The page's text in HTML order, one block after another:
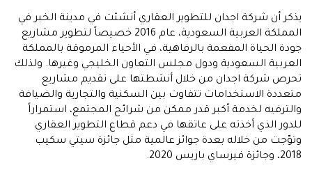
يذكر أن شركة اجدان للتطوير العقاري أنشئت في مدينة الخبر في
المملكة العربية السعودية، عام 2016 خصيصاً لتطوير مشاريع
جودة الحياة المفعمة بالرفاهية، في الأحياء المرموقة بالمملكة
العربية السعودية ودول مجلس التعاون الخليجي وغيرها. ولذلك
تحرص شركة اجدان من خلال أنشطتها على تقديم مشاريع
متعددة الاستخدامات تتفاوت بين السكنية والتجارية والضيافة
والترفيه لخدمة أكبر قدر ممكن من شرائح المجتمع، استمراراً
للدور الذي أخذته على عاتقها في دعم قطاع التطوير العقاري
وتوّجت من خلاله بعدة جوائز عالمية مثل جائزة سيتي سكيب
2018، وجائزة فيرساي باريس 2020.